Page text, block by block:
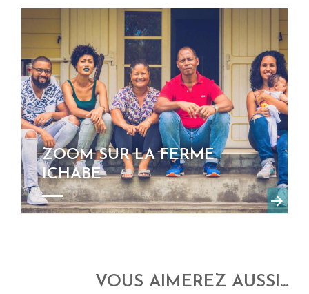
ZOOM SUR LA FERME
ICHABE
VOUS AIMEREZ AUSSI...